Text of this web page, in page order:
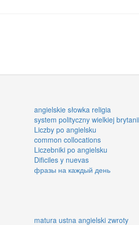
angielskie słowka religia
system polityczny wielkiej brytanii
Liczby po angielsku
common collocations
Liczebniki po angielsku
Dificiles y nuevas
фразы на каждый день
matura ustna angielski zwroty